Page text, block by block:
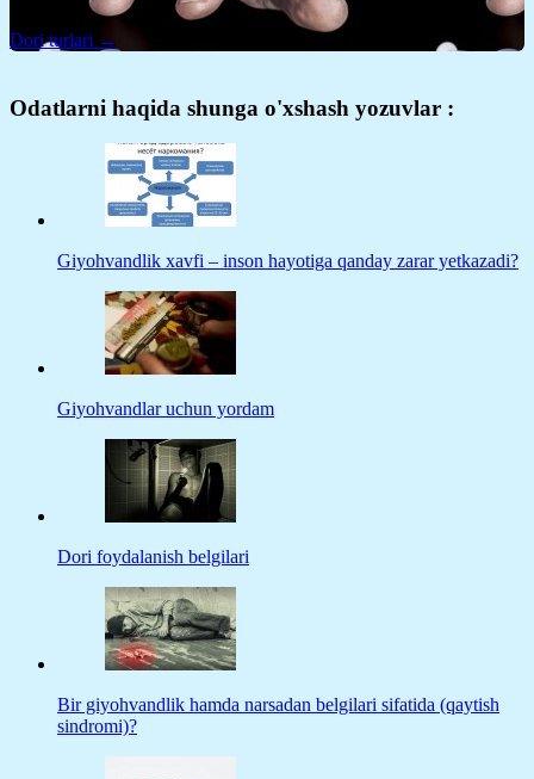
Dori turlari →
Odatlarni haqida shunga o'xshash yozuvlar :
Giyohvandlik xavfi – inson hayotiga qanday zarar yetkazadi?
Giyohvandlar uchun yordam
Dori foydalanish belgilari
Bir giyohvandlik hamda narsadan belgilari sifatida (qaytish
sindromi)?